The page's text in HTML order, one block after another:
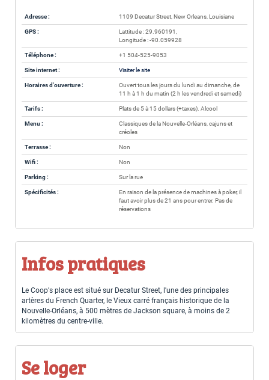
Adresse : 1109 Decatur Street, New Orleans, Louisiane
GPS :
Lattitude : 29.960191,
Longitude : -90.059928
Téléphone : +1 504-525-9053
Site internet : Visiter le site
Horaires d'ouverture :
Ouvert tous les jours du lundi au dimanche, de
11 h à 1 h du matin (2 h les vendredi et samedi)
Tarifs : Plats de 5 à 15 dollars (+taxes). Alcool
Menu :
Classiques de la Nouvelle-Orléans, cajuns et
créoles
Terrasse : Non
Wifi : Non
Parking : Sur la rue
Spécificités :
En raison de la présence de machines à poker, il
faut avoir plus de 21 ans pour entrer. Pas de
réservations
Infos pratiques
Le Coop's place est situé sur Decatur Street, l'une des principales
artères du French Quarter, le Vieux carré français historique de la
Nouvelle-Orléans, à 500 mètres de Jackson square, à moins de 2
kilomètres du centre-ville.
Se loger